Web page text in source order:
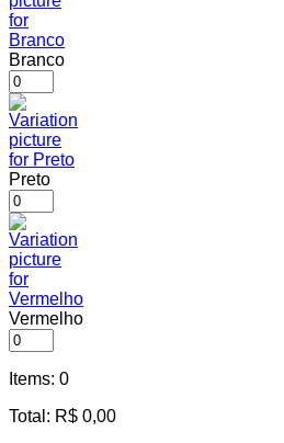
Branco
Preto
Vermelho
Items: 0
Total : R$ 0,00